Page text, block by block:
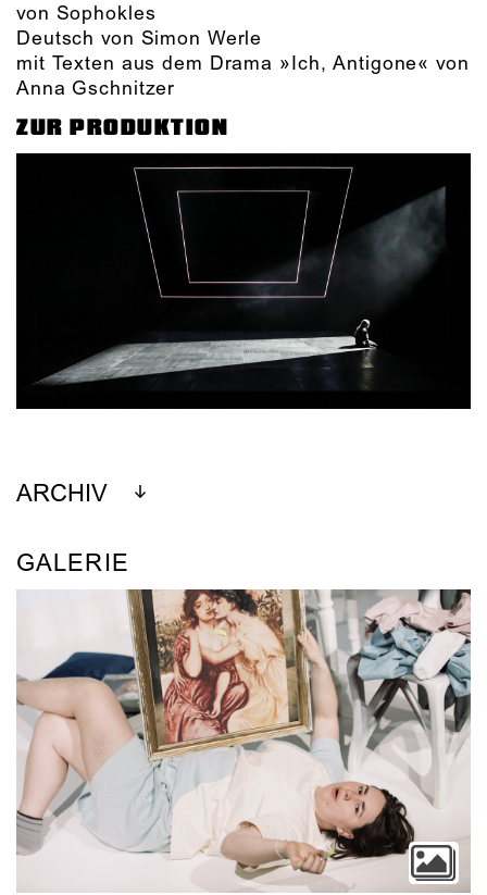
von Sophokles
Deutsch von Simon Werle
mit Texten aus dem Drama »Ich, Antigone« von
Anna Gschnitzer
ZUR PRODUKTION
ARCHIV
GALERIE